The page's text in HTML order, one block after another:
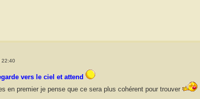
22:40
vers le ciel et attend
en premier je pense que ce sera plus cohérent pour trouver